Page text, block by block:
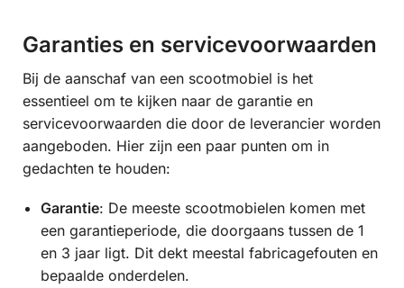
Garanties en servicevoorwaarden
Bij de aanschaf van een scootmobiel is het
essentieel om te kijken naar de garantie en
servicevoorwaarden die door de leverancier worden
aangeboden. Hier zijn een paar punten om in
gedachten te houden:
Garantie: De meeste scootmobielen komen met
een garantieperiode, die doorgaans tussen de 1
en 3 jaar ligt. Dit dekt meestal fabricagefouten en
bepaalde onderdelen.